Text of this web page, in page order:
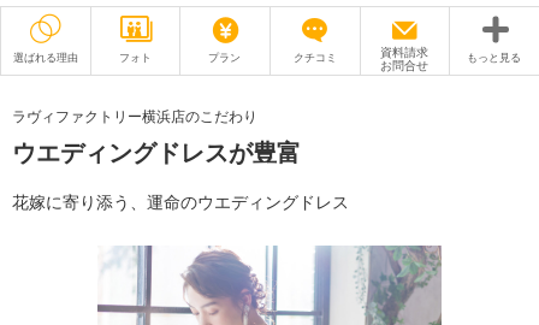
選ばれる理由 フォト プラン クチコミ
資料請求
お問合せ
もっと見る
衣装
オプション ブログ
アクセス/TEL スタジオトップ
こだわりポイント
ラヴィファクトリー横浜店のこだわり
ウエディングドレスが豊富
花嫁に寄り添う、運命のウエディングドレス